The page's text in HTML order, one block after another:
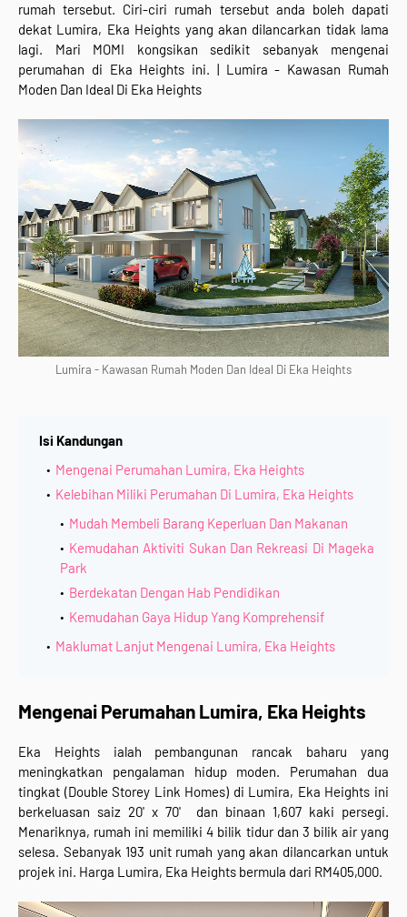
rumah tersebut. Ciri-ciri rumah tersebut anda boleh dapati
dekat Lumira, Eka Heights yang akan dilancarkan tidak lama
lagi. Mari MOMI kongsikan sedikit sebanyak mengenai
perumahan di Eka Heights ini. | Lumira - Kawasan Rumah
Moden Dan Ideal Di Eka Heights
Lumira - Kawasan Rumah Moden Dan Ideal Di Eka Heights
Isi Kandungan
Mengenai Perumahan Lumira, Eka Heights
Kelebihan Miliki Perumahan Di Lumira, Eka Heights
Mudah Membeli Barang Keperluan Dan Makanan
Kemudahan Aktiviti Sukan Dan Rekreasi Di Mageka
Park
Berdekatan Dengan Hab Pendidikan
Kemudahan Gaya Hidup Yang Komprehensif
Maklumat Lanjut Mengenai Lumira, Eka Heights
Mengenai Perumahan Lumira, Eka Heights
Eka Heights ialah pembangunan rancak baharu yang
meningkatkan pengalaman hidup moden. Perumahan dua
tingkat (Double Storey Link Homes) di Lumira, Eka Heights ini
berkeluasan saiz 20' x 70' dan binaan 1,607 kaki persegi.
Menariknya, rumah ini memiliki 4 bilik tidur dan 3 bilik air yang
selesa. Sebanyak 193 unit rumah yang akan dilancarkan untuk
projek ini. Harga Lumira, Eka Heights bermula dari RM405,000.